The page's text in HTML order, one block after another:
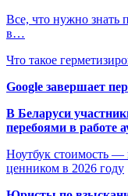
Все, что нужно знать
в…
Что такое
Google завершает
В Беларуси
перебоями в работе
Ноутбук стоимость —
ценником в 2026 году